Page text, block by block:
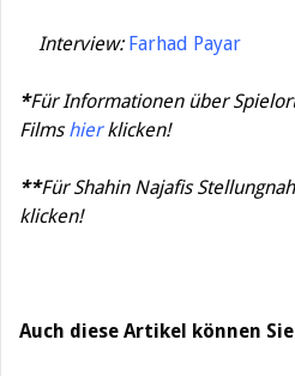
Interview: Farhad Payar
*Für Informationen über
Films hierklicken!
**Für Shahin Najafis
klicken!
Auch diese Artikel können